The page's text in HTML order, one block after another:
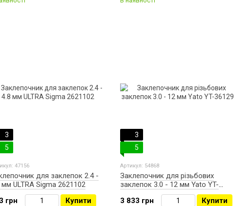
3
5
47156
для заклепок 2.4 -
мм ULTRA Sigma 2621102
грн
Купити
3
5
Артикул: 54868
Заклепочник для різьбових
заклепок 3.0 - 12 мм Yato YT-
3 833 грн
Купити